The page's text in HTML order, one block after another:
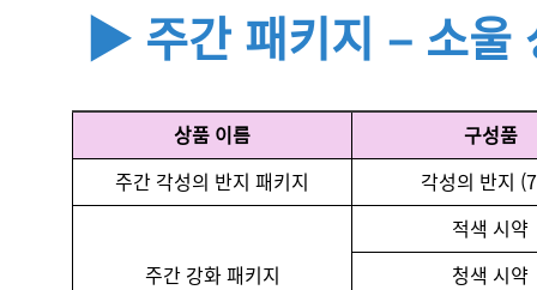
▶ 주간 패키지 – 소울
상품 이름
구성품
주간 각성의 반지 패키지
각성의 반지
주간 강화 패키지
적색 시약
청색 시약